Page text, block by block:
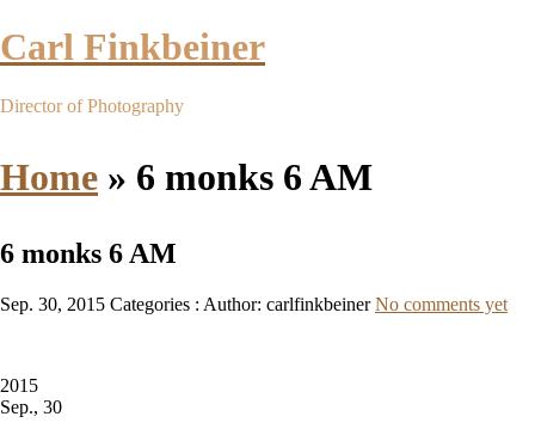
Carl Finkbeiner
Director of Photography
Home » 6 monks 6 AM
6 monks 6 AM
Sep. 30, 2015 Categories : Author: carlfinkbeiner No comments yet
2015
Sep., 30